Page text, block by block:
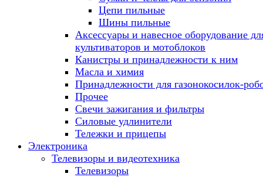
Цепи пильные
Шины пильные
Аксессуары и навесное оборудование
культиваторов и мотоблоков
Канистры и принадлежности к ним
Масла и химия
Принадлежности для газонокосилок-
Прочее
Свечи зажигания и фильтры
Силовые удлинители
Тележки и прицепы
Электроника
Телевизоры и видеотехника
Телевизоры